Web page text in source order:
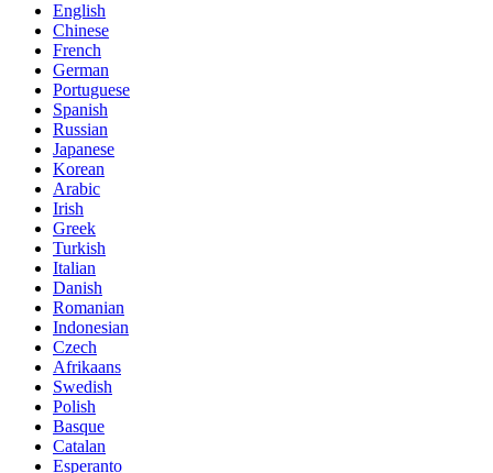
English
Chinese
French
German
Portuguese
Spanish
Russian
Japanese
Korean
Arabic
Irish
Greek
Turkish
Italian
Danish
Romanian
Indonesian
Czech
Afrikaans
Swedish
Polish
Basque
Catalan
Esperanto